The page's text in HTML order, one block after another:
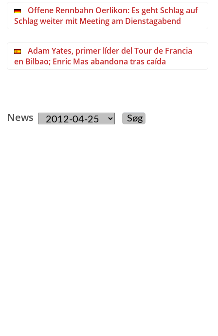
Offene Rennbahn Oerlikon: Es geht Schlag auf
Schlag weiter mit Meeting am Dienstagabend
Adam Yates, primer líder del Tour de Francia
en Bilbao; Enric Mas abandona tras caída
News